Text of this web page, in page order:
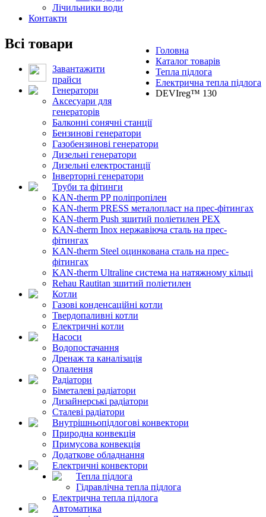
Лічильники води
Контакти
Головна
Каталог товарів
Тепла підлога
Електрична тепла підлога
DEVIreg™ 130
Всі товари
Завантажити
прайси
Генератори
Аксесуари для
генераторів
Балконні сонячні станції
Бензинові генератори
Газобензинові генератори
Дизельні генератори
Дизельні електростанції
Інверторні генератори
Труби та фітинги
KAN-therm PP поліпропілен
KAN-therm PRESS металопласт на прес-фітингах
KAN-therm Push зшитий поліетилен PEX
KAN-therm Inox нержавіюча сталь на прес-
фітингах
KAN-therm Steel оцинкована сталь на прес-
фітингах
KAN-therm Ultraline система на натяжному кільці
Rehau Rautitan зшитий поліетилен
Котли
Газові конденсаційні котли
Твердопаливні котли
Електричні котли
Насоси
Водопостачання
Дренаж та каналізація
Опалення
Радіатори
Біметалеві радіатори
Дизайнерські радіатори
Сталеві радіатори
Внутрішньопідлогові конвектори
Природна конвекція
Примусова конвекція
Додаткове обладнання
Електричні конвектори
Тепла підлога
Гідравлічна тепла підлога
Електрична тепла підлога
Автоматика